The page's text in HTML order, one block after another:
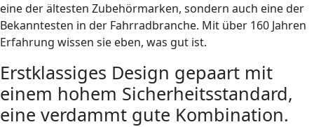
eine der ältesten Zubehörmarken, sondern auch eine der
Bekanntesten in der Fahrradbranche. Mit über 160 Jahren
Erfahrung wissen sie eben, was gut ist.
Erstklassiges Design gepaart mit
einem hohem Sicherheitsstandard,
eine verdammt gute Kombination.